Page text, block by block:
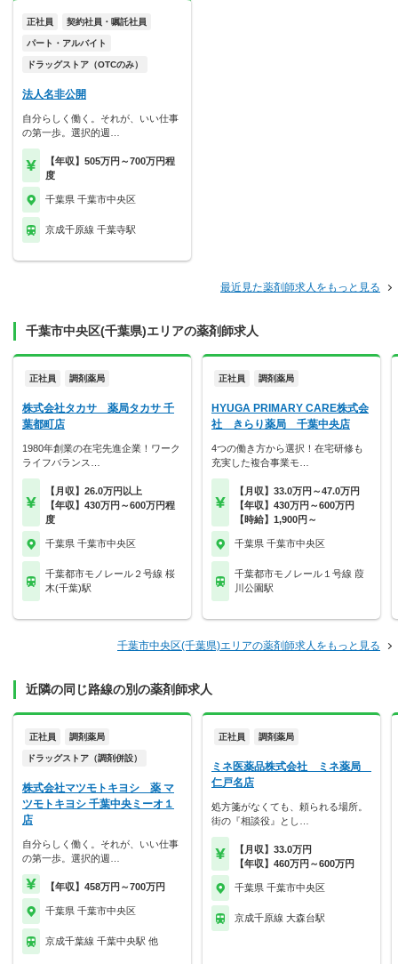
正社員 契約社員・嘱託社員
パート・アルバイト
ドラッグストア（OTCのみ）
法人名非公開
自分らしく働く。それが、いい仕事
の第一歩。選択的週…
【年収】505万円～700万円程
度
千葉県 千葉市中央区
京成千原線 千葉寺駅
最近見た薬剤師求人をもっと見る
千葉市中央区(千葉県)エリアの薬剤師求人
正社員 調剤薬局
株式会社タカサ 薬局タカサ 千
葉都町店
1980年創業の在宅先進企業！ワーク
ライフバランス…
【月収】26.0万円以上
【年収】430万円～600万円程
度
千葉県 千葉市中央区
千葉都市モノレール２号線 桜
木(千葉)駅
正社員 調剤薬局
HYUGA PRIMARY CARE株式会
社 きらり薬局 千葉中央店
4つの働き方から選択！在宅研修も
充実した複合事業モ…
【月収】33.0万円～47.0万円
【年収】430万円～600万円
【時給】1,900円～
千葉県 千葉市中央区
千葉都市モノレール１号線 葭
川公園駅
千葉市中央区(千葉県)エリアの薬剤師求人をもっと見る
近隣の同じ路線の別の薬剤師求人
正社員 調剤薬局
ドラッグストア（調剤併設）
株式会社マツモトキヨシ 薬 マ
ツモトキヨシ 千葉中央ミーオ１
店
自分らしく働く。それが、いい仕事
の第一歩。選択的週…
【年収】458万円～700万円
千葉県 千葉市中央区
京成千葉線 千葉中央駅 他
正社員 調剤薬局
ミネ医薬品株式会社 ミネ薬局
仁戸名店
処方箋がなくても、頼られる場所。
街の『相談役』とし…
【月収】33.0万円
【年収】460万円～600万円
千葉県 千葉市中央区
京成千原線 大森台駅